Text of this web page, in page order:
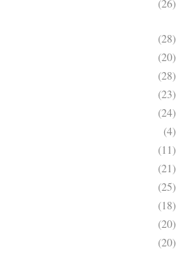
(26)
(28)
(20)
(28)
(23)
(24)
(4)
(11)
(21)
(25)
(18)
(20)
(20)